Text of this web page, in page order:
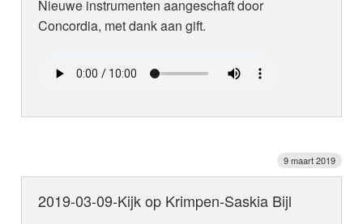
Nieuwe instrumenten aangeschaft door
Concordia, met dank aan gift.
9 maart 2019
2019-03-09-Kijk op Krimpen-Saskia Bijl